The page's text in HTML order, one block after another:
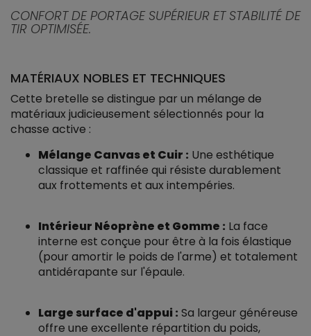
CONFORT DE PORTAGE SUPÉRIEUR ET STABILITÉ DE
TIR OPTIMISÉE.
MATÉRIAUX NOBLES ET TECHNIQUES
Cette bretelle se distingue par un mélange de
matériaux judicieusement sélectionnés pour la
chasse active :
Mélange Canvas et Cuir : Une esthétique
classique et raffinée qui résiste durablement
aux frottements et aux intempéries.
Intérieur Néoprène et Gomme : La face
interne est conçue pour être à la fois élastique
(pour amortir le poids de l'arme) et totalement
antidérapante sur l'épaule.
Large surface d'appui : Sa largeur généreuse
offre une excellente répartition du poids,